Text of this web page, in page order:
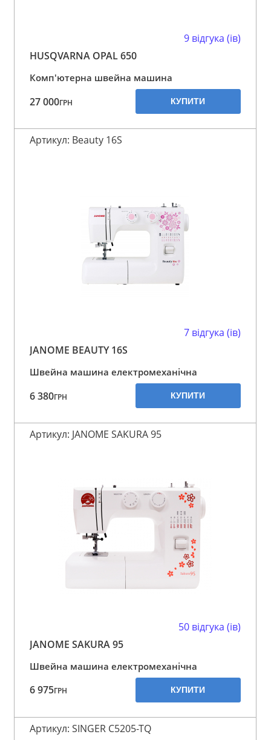
9 відгука (ів)
HUSQVARNA OPAL 650
Комп'ютерна швейна машина
27 000ГРН КУПИТИ
Артикул: Beauty 16S
7 відгука (ів)
JANOME BEAUTY 16S
Швейна машина електромеханічна
6 380ГРН КУПИТИ
Артикул: JANOME SAKURA 95
50 відгука (ів)
JANOME SAKURA 95
Швейна машина електромеханічна
6 975ГРН КУПИТИ
Артикул: SINGER C5205-TQ